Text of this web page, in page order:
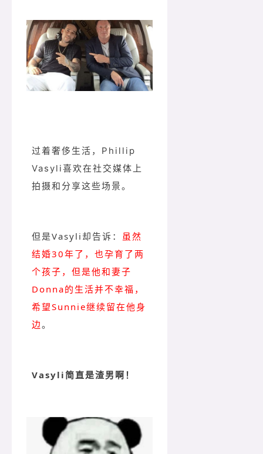
过着奢侈生活，Phillip
Vasyli喜欢在社交媒体上
拍摄和分享这些场景。
但是Vasyli却告诉：
虽然
结婚30年了，也孕育了两
个孩子，但是他和妻子
Donna的生活并不幸福，
希望Sunnie继续留在他身
边。
Vasyli简直是渣男啊！